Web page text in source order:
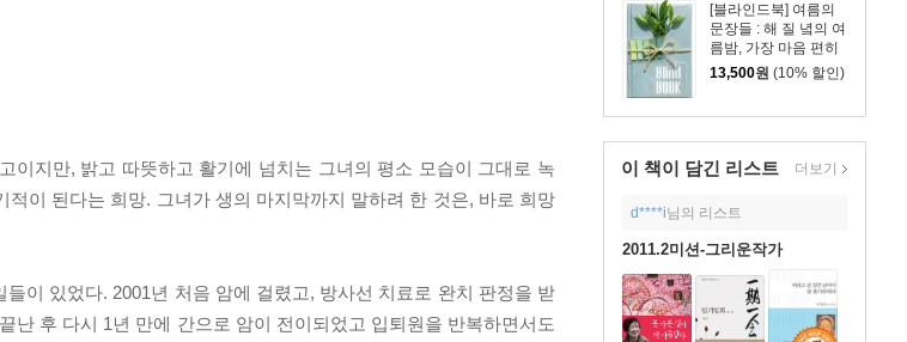
[블라인드북] 여름의
문장들 : 해 질 녘의 여
름밤, 가장 마음 편히
걷고 자유로웠기에,
13,500원 (10% 할인)
이 책이 담긴 리스트 더보기
d****i님의 리스트
2011.2미션-그리운작가
지만, 밝고 따뜻하고 활기에 넘치는 그녀의 평소 모습이 그대로 녹
이 된다는 희망. 그녀가 생의 마지막까지 말하려 한 것은, 바로 희망
이 있었다. 2001년 처음 암에 걸렸고, 방사선 치료로 완치 판정을 받
난 후 다시 1년 만에 간으로 암이 전이되었고 입퇴원을 반복하면서도